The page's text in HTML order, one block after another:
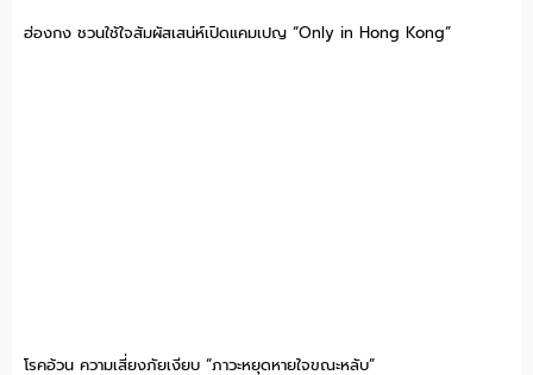
ฮ่องกง ชวนใช้ใจสัมผัสเสน่ห์เปิดแคมเปญ “Only in Hong Kong”
โรคอ้วน ความเสี่ยงภัยเงียบ “ภาวะหยุดหายใจขณะหลับ”